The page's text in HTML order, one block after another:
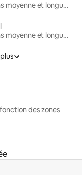
Locations moyenne et longue durée
Locations moyenne et longue durée
des zones